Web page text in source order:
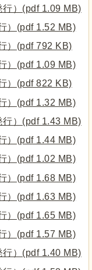
）(pdf 1.09 MB)
）(pdf 1.52 MB)
）(pdf 792 KB)
）(pdf 1.09 MB)
）(pdf 822 KB)
）(pdf 1.32 MB)
）(pdf 1.43 MB)
）(pdf 1.44 MB)
）(pdf 1.02 MB)
）(pdf 1.68 MB)
）(pdf 1.63 MB)
）(pdf 1.65 MB)
）(pdf 1.57 MB)
）(pdf 1.40 MB)